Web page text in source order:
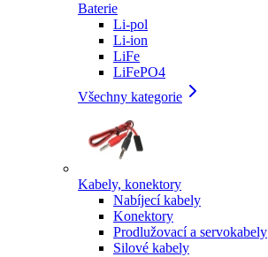
Baterie
Li-pol
Li-ion
LiFe
LiFePO4
Všechny kategorie
Kabely, konektory
Nabíjecí kabely
Konektory
Prodlužovací a servokabely
Silové kabely